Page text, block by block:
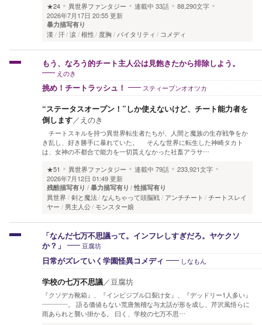
★24
異世界ファンタジー 連載中 33話
88,290文字
2026年7月17日 20:55 更新
暴力描写有り
漢 汗 涙 根性 度胸 バイタリティ コメディ
もう、なろう的チート主人公は見飽きたから排除しよう。
えのき
挑め！チートラッシュ！ スティーブンオオツカ
“ステータスオープン！”しか使えないけど、チート能力者を
倒します／ えのき
チートスキルを持つ異世界転生者たちが、人間と魔族の生存戦争をか
き乱し、好き勝手に暴れていた。 そんな世界に転生した神崎タカト
は、女神の不都合で能力を一切貰えなかった社畜アラサ…
★51
異世界ファンタジー 連載中 79話
233,921文字
2026年7月12日 01:49 更新
残酷描写有り 暴力描写有り 性描写有り
異世界 剣と魔法 なんちゃって頭脳戦 アンチチート
チートスレイ
ヤー
男主人公 モンスター娘
「なんだ七万不思議って。インフレしすぎだろ。ヤケクソ
か？」
豆腐坊
日常がズレていく学園怪異コメディ しなもん
学校の七万不思議／豆腐坊
『クソデカ靴箱』、『インビジブル口裂け女』、『デッドリー1人多い』
――――。 語る価値もない荒唐無稽な与太話が形を成し、芹沢風悟らに
雨あられと襲い掛かる。 曰く、学校の七万不思…